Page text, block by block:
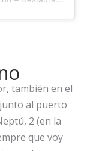
también en el
al puerto
2 (en la
que voy